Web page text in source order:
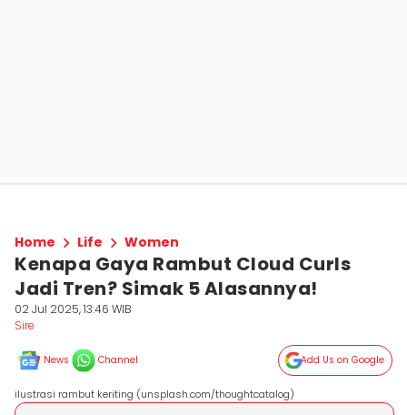
Home Life Women
Kenapa Gaya Rambut Cloud Curls
Jadi Tren? Simak 5 Alasannya!
02 Jul 2025, 13:46 WIB
Sire
News Channel Add Us on Google
ilustrasi rambut keriting (unsplash.com/thoughtcatalog)